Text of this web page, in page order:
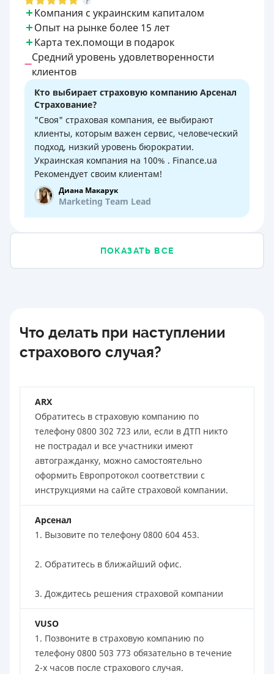
Компания с украинским капиталом
Опыт на рынке более 15 лет
Карта тех.помощи в подарок
Средний уровень удовлетворенности
клиентов
Кто выбирает страховую компанию Арсенал
Страхование?
"Своя" страховая компания, ее выбирают
клиенты, которым важен сервис, человеческий
подход, низкий уровень бюрократии.
Украинская компания на 100% . Finance.ua
Рекомендует своим клиентам!
Диана Макарук
Marketing Team Lead
ПОКАЗАТЬ ВСЕ
Что делать при наступлении
страхового случая?
ARX
Обратитесь в страховую компанию по
телефону 0800 302 723 или, если в ДТП никто
не пострадал и все участники имеют
автогражданку, можно самостоятельно
оформить Европротокол соответствии с
инструкциями на сайте страховой компании.
Арсенал
1. Вызовите по телефону 0800 604 453.
2. Обратитесь в ближайший офис.
3. Дождитесь решения страховой компании
VUSO
1. Позвоните в страховую компанию по
телефону 0800 503 773 обязательно в течение
2-х часов после страхового случая.